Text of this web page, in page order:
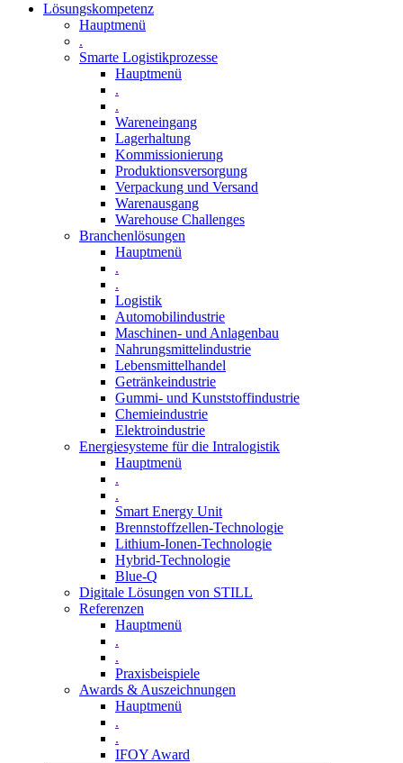
Lösungskompetenz
Hauptmenü
.
Smarte Logistikprozesse
Hauptmenü
.
.
Wareneingang
Lagerhaltung
Kommissionierung
Produktionsversorgung
Verpackung und Versand
Warenausgang
Warehouse Challenges
Branchenlösungen
Hauptmenü
.
.
Logistik
Automobilindustrie
Maschinen- und Anlagenbau
Nahrungsmittelindustrie
Lebensmittelhandel
Getränkeindustrie
Gummi­- und Kunststoffindustrie
Chemieindustrie
Elektroindustrie
Energiesysteme für die Intralogistik
Hauptmenü
.
.
Smart Energy Unit
Brennstoffzellen-Technologie
Lithium-Ionen-Technologie
Hybrid-Technologie
Blue-Q
Digitale Lösungen von STILL
Referenzen
Hauptmenü
.
.
Praxisbeispiele
Awards & Auszeichnungen
Hauptmenü
.
.
IFOY Award